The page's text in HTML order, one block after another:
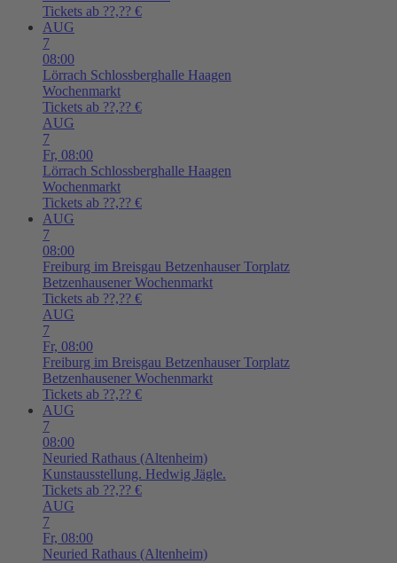
Tickets ab ??,?? €
AUG
7
08:00
Lörrach Schlossberghalle Haagen
Wochenmarkt
Tickets ab ??,?? €
AUG
7
Fr, 08:00
Lörrach Schlossberghalle Haagen
Wochenmarkt
Tickets ab ??,?? €
AUG
7
08:00
Freiburg im Breisgau Betzenhauser Torplatz
Betzenhausener Wochenmarkt
Tickets ab ??,?? €
AUG
7
Fr, 08:00
Freiburg im Breisgau Betzenhauser Torplatz
Betzenhausener Wochenmarkt
Tickets ab ??,?? €
AUG
7
08:00
Neuried Rathaus (Altenheim)
Kunstausstellung. Hedwig Jägle.
Tickets ab ??,?? €
AUG
7
Fr, 08:00
Neuried Rathaus (Altenheim)